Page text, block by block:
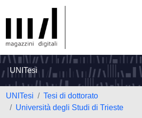
UNITesi
UNITesi
Tesi di dottorato
Università degli Studi di Trieste